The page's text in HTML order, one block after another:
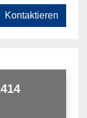
Kontaktieren